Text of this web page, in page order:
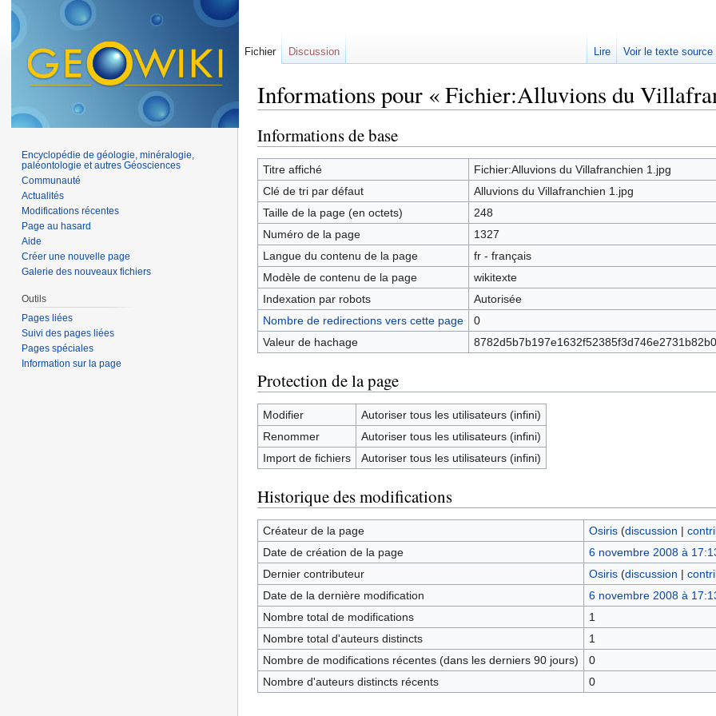
Informations pour « Fichier:Alluvions du
Informations de base
Titre affiché
Fichier:Alluvions du Villafranchien 1.jpg
Clé de tri par défaut
Alluvions du Villafranchien 1.jpg
Taille de la page (en octets)
248
Numéro de la page
1327
Langue du contenu de la page
fr - français
Modèle de contenu de la page
wikitexte
Indexation par robots
Autorisée
Nombre de redirections vers cette page
0
Valeur de hachage
Protection de la page
Modifier
Autoriser tous les utilisateurs (infini)
Renommer
Autoriser tous les utilisateurs (infini)
Import de fichiers
Autoriser tous les utilisateurs (infini)
Historique des modifications
Créateur de la page Osiris (discussion |
Date de création de la page
6 novembre 2008 à
Dernier contributeur
Osiris (discussion |
Date de la dernière modification
6 novembre 2008 à
Nombre total de modifications
1
Nombre total d'auteurs distincts
1
Nombre de modifications récentes (dans les derniers 90 jours)
0
Nombre d'auteurs distincts récents
0
Fichier Discussion Lire Voir le texte source
Encyclopédie de géologie, minéralogie,
paléontologie et autres Géosciences
Communauté
Actualités
Modifications récentes
Page au hasard
Aide
Créer une nouvelle page
Galerie des nouveaux fichiers
Outils
Pages liées
Suivi des pages liées
Pages spéciales
Information sur la page